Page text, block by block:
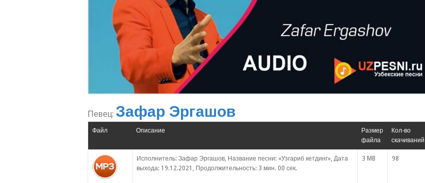
Певец: Зафар Эргашов
Файл Описание
Размер
файла
Кол-во
скачиваний
Исполнитель: Зафар Эргашов, Название песни: «Узгариб кетдинг», Дата
выхода: 19.12.2021, Продолжительность: 3 мин. 00 сек.
3 MB 98